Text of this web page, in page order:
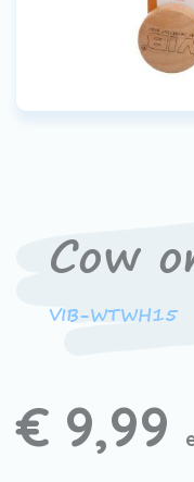
Cow
VIB-WTWH15
€ 9,99